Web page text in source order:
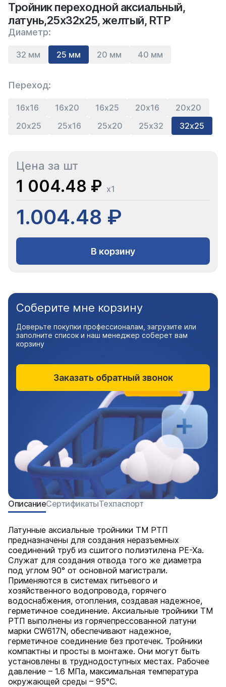
Тройник переходной аксиальный,
латунь,25х32х25, желтый, RTP
Диаметр:
32 мм 25 мм 20 мм 40 мм
Переход:
16х16 16х20 16х25 20х16
20х20
20х25
25х16 25х20 25х32 32х25
Цена за шт
1 004.48 ₽ x1
1.004.48 ₽
В корзину
ОписаниеСертификатыТехпаспорт
Латунные аксиальные тройники ТМ РТП
предназначены для создания неразъемных
соединений труб из сшитого полиэтилена PE-Xa.
Служат для создания отвода того же диаметра
под углом 90° от основной магистрали.
Применяются в системах питьевого и
хозяйственного водопровода, горячего
водоснабжения, отопления, создавая надежное,
герметичное соединение. Аксиальные тройники ТМ
РТП выполнены из горячепрессованной латуни
марки СW617N, обеспечивают надежное,
герметичное соединение без протечек. Тройники
компактны и просты в монтаже. Они могут быть
установлены в труднодоступных местах. Рабочее
давление – 1.6 МПа, максимальная температура
окружающей среды – 95°С.
Соберите мне корзину
Доверьте покупки профессионалам, загрузите или
заполните список и наш менеджер соберет вам
корзину
Заказать обратный звонок